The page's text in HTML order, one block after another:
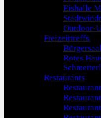
Eishalle
Outdoor-
Freizeittreffs
Rotes
Restaurants